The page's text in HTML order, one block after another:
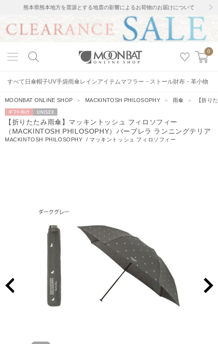
熊本県熊本地方を震源とする地震の影響によるお荷物のお届けについて
0
すべて 日傘帽子UV手袋雨傘レインアイテムマフラー・ストール財布・革小物
MOONBAT ONLINE SHOP ＞ MACKINTOSH PHILOSOPHY＞ 雨傘 ＞ 【折り
ギフト向
け
UNISEX
【折りたたみ雨傘】マッキントッシュ フィロソフィー
（MACKINTOSH PHILOSOPHY）バーブレラ ランニングテリア
MACKINTOSH PHILOSOPHY / マッキントッシュ フィロソフィー